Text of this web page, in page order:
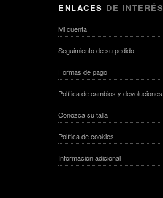
ENLACES DE INTERÉS
Mi cuenta
Seguimiento de su pedido
Formas de pago
Política de cambios y devoluciones
Conozca su talla
Política de cookies
Información adicional